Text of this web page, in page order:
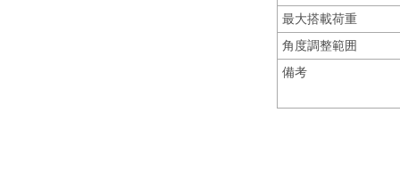
最大搭載荷重
角度調整範囲
備考